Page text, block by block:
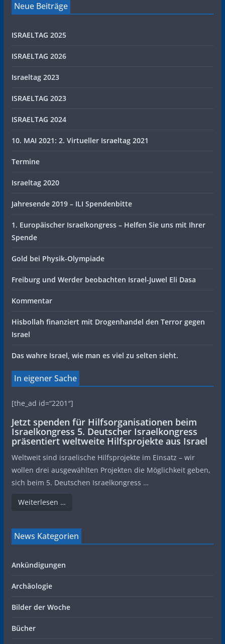
Neue Beiträge
ISRAELTAG 2025
ISRAELTAG 2026
Israeltag 2023
ISRAELTAG 2023
ISRAELTAG 2024
10. MAI 2021: 2. Virtueller Israeltag 2021
Termine
Israeltag 2020
Jahresende 2019 – ILI Spendenbitte
1. Europäischer Israelkongress – Helfen Sie uns mit Ihrer
Spende
Gold bei Physik-Olympiade
Freiburg und Werder beobachten Israel-Juwel Eli Dasa
Kommentar
Hisbollah finanziert mit Drogenhandel den Terror gegen
Israel
Das wahre Israel, wie man es viel zu selten sieht.
In eigener Sache
[the_ad id=“2201″]
Jetzt spenden für Hilfsorganisationen beim
Israelkongress 5. Deutscher Israelkongress
präsentiert weltweite Hilfsprojekte aus Israel
Weltweit sind israelische Hilfsprojekte im Einsatz – wir
wollen drei ausgewählten Projekten die Möglichkeit geben,
sich beim 5. Deutschen Israelkongress …
Weiterlesen …
News Kategorien
Ankündigungen
Archäologie
Bilder der Woche
Bücher